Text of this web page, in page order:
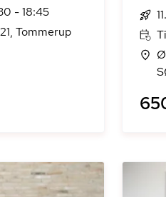
- 18:45
Tommerup